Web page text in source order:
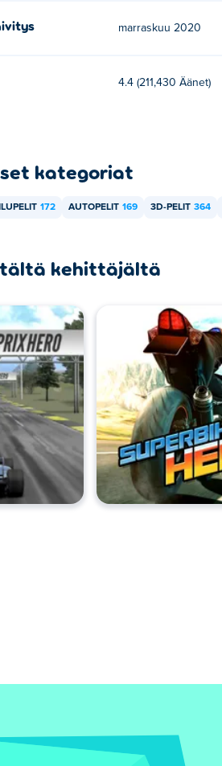
marraskuu 2020
4.4 (211,430 Äänet)
kategoriat
172 AUTOPELIT 169 3D-PELIT 364
tältä kehittäjältä